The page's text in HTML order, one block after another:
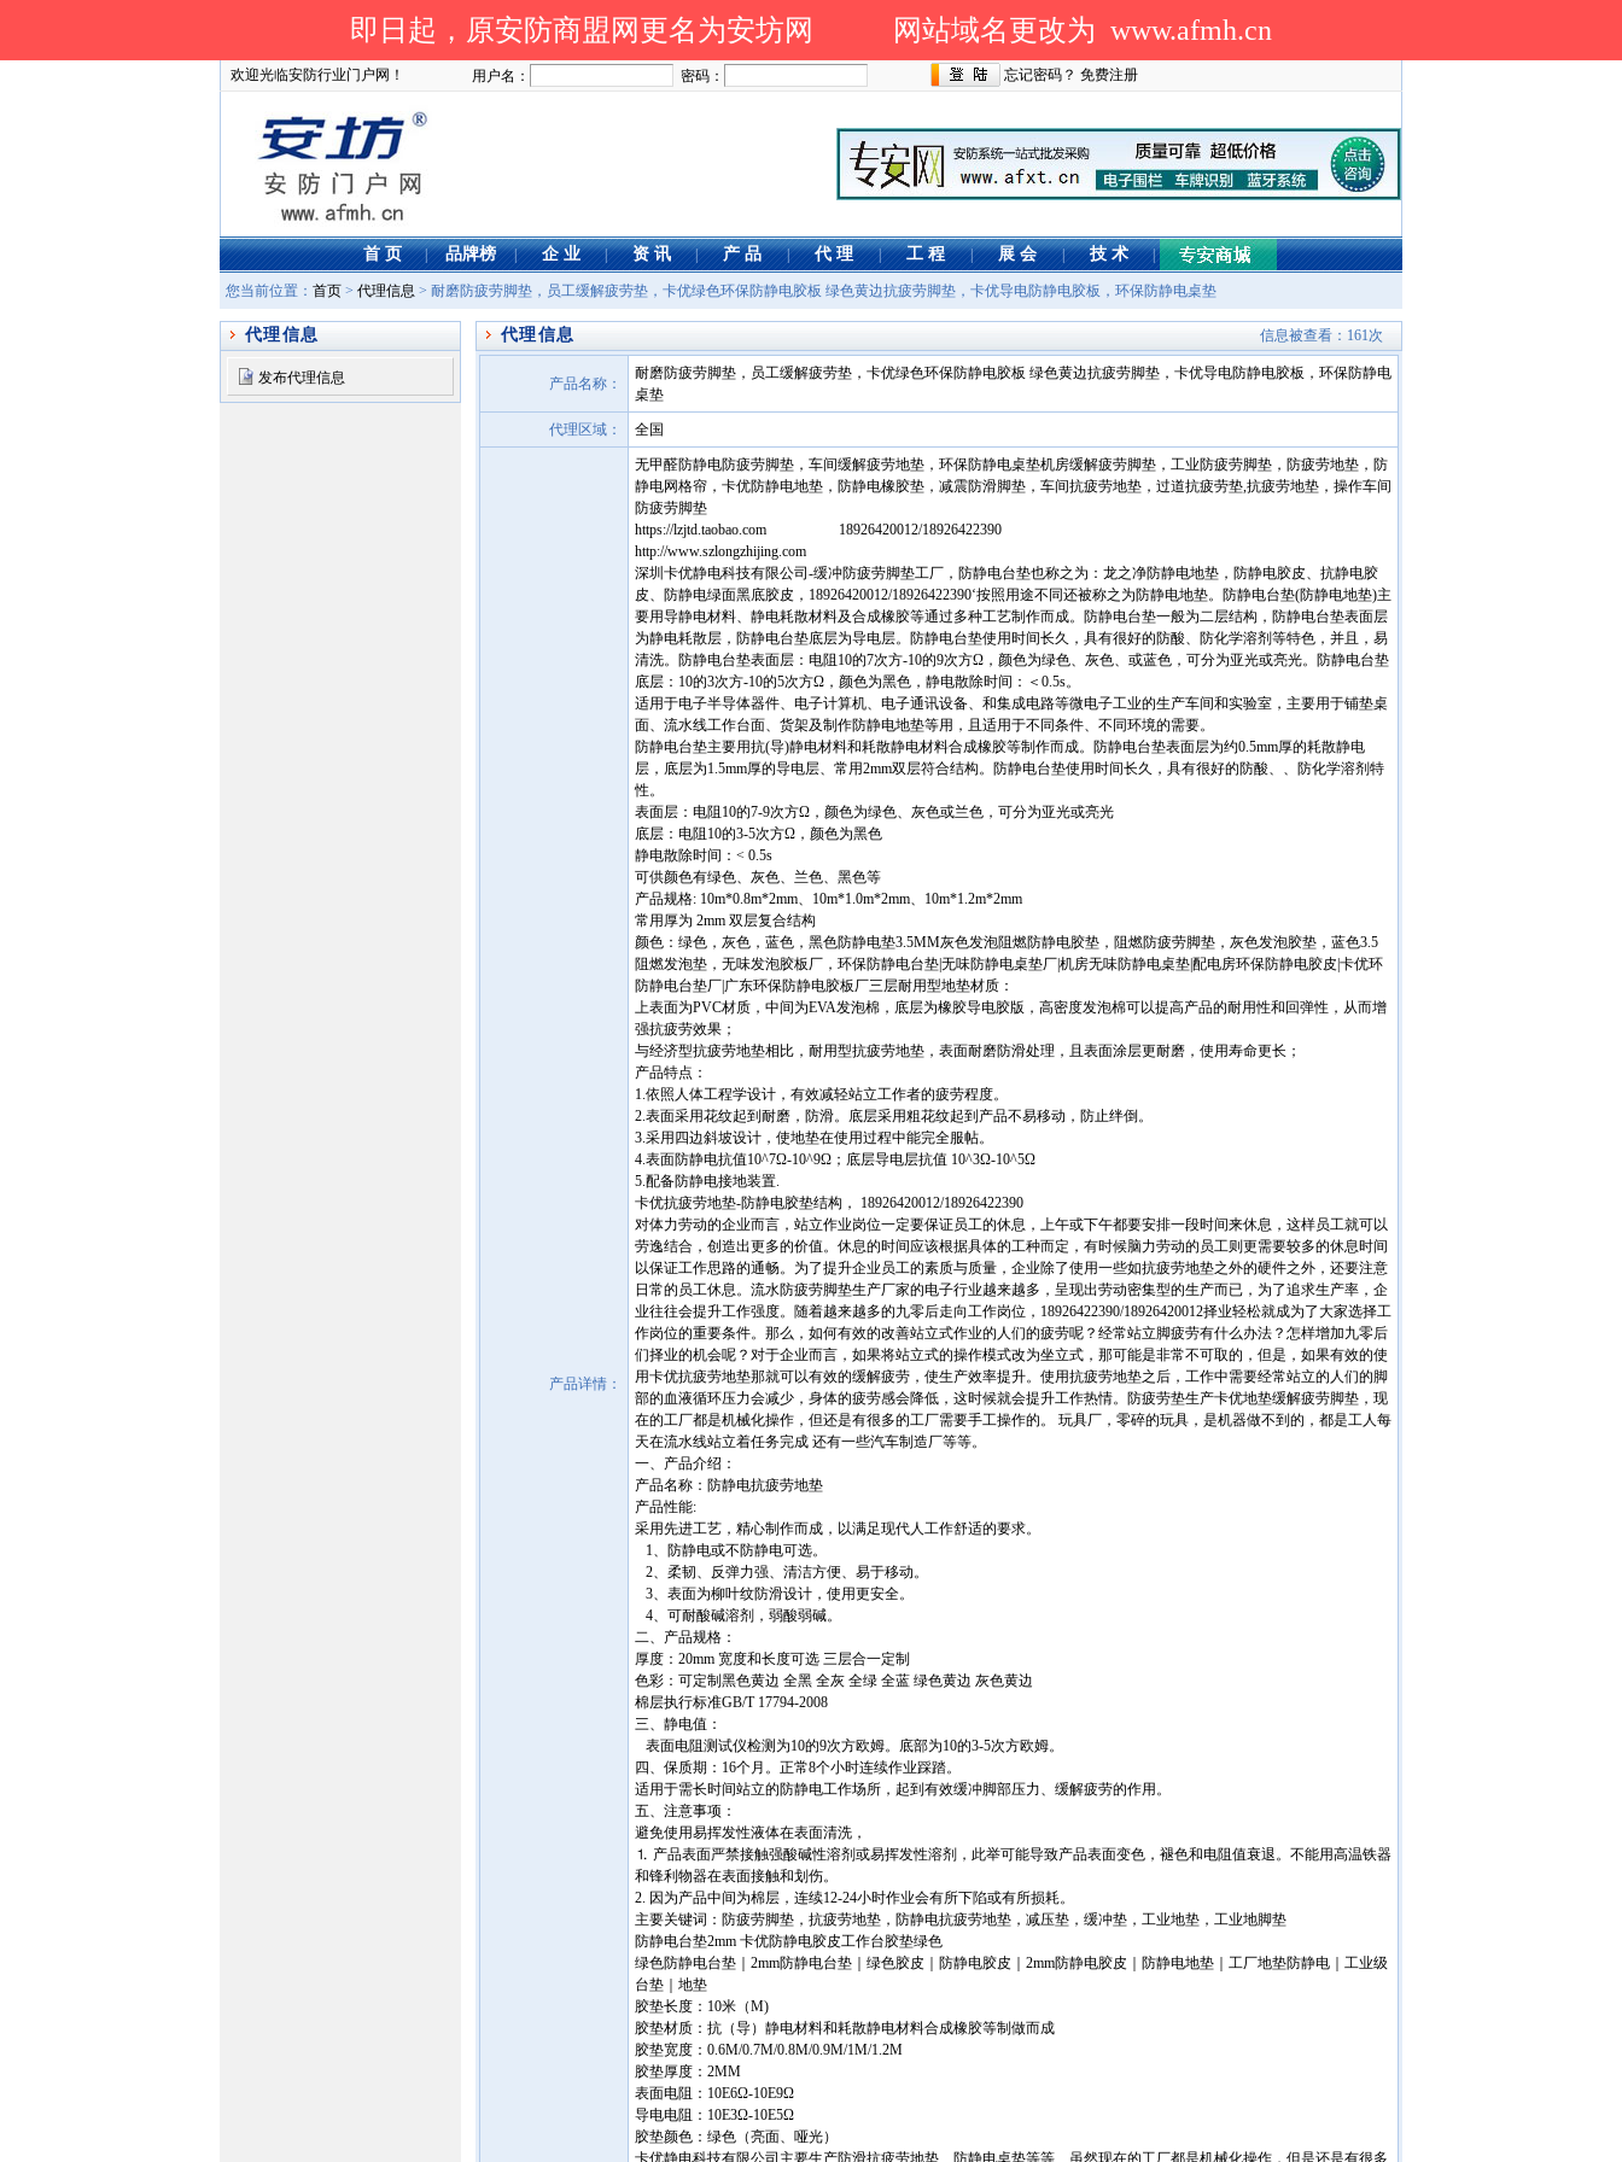
即日起，原安防商盟网更名为安坊网 网站域名更改为 www.afmh.cn
欢迎光临安防行业门户网！ 用户名： 密码： 忘记密码？ 免费注册
首 页 | 品牌榜 | 企 业 | 资 讯 | 产 品 | 代 理 | 工 程 | 展 会 | 技 术 |
您当前位置： 首页 > 代理信息 > 耐磨防疲劳脚垫，员工缓解疲劳垫，卡优绿色环保防静电胶板 绿色黄边抗疲劳脚垫，卡优导电防静电胶板，环保防静电桌垫
代理信息
发布代理信息
代理信息 信息被查看：161次
产品名称：
耐磨防疲劳脚垫，员工缓解疲劳垫，卡优绿色环保防静电胶板 绿色黄边抗疲劳脚垫，卡优导电防静电胶板，环保防静电
桌垫
代理区域： 全国
产品详情：
无甲醛防静电防疲劳脚垫，车间缓解疲劳地垫，环保防静电桌垫机房缓解疲劳脚垫，工业防疲劳脚垫，防疲劳地垫，防
静电网格帘，卡优防静电地垫，防静电橡胶垫，减震防滑脚垫，车间抗疲劳地垫，过道抗疲劳垫,抗疲劳地垫，操作车间
防疲劳脚垫
https://lzjtd.taobao.com 18926420012/18926422390
http://www.szlongzhijing.com
深圳卡优静电科技有限公司-缓冲防疲劳脚垫工厂，防静电台垫也称之为：龙之净防静电地垫，防静电胶皮、抗静电胶
皮、防静电绿面黑底胶皮，18926420012/18926422390‘按照用途不同还被称之为防静电地垫。防静电台垫(防静电地垫)主
要用导静电材料、静电耗散材料及合成橡胶等通过多种工艺制作而成。防静电台垫一般为二层结构，防静电台垫表面层
为静电耗散层，防静电台垫底层为导电层。防静电台垫使用时间长久，具有很好的防酸、防化学溶剂等特色，并且，易
清洗。防静电台垫表面层：电阻10的7次方-10的9次方Ω，颜色为绿色、灰色、或蓝色，可分为亚光或亮光。防静电台垫
底层：10的3次方-10的5次方Ω，颜色为黑色，静电散除时间：＜0.5s。
适用于电子半导体器件、电子计算机、电子通讯设备、和集成电路等微电子工业的生产车间和实验室，主要用于铺垫桌
面、流水线工作台面、货架及制作防静电地垫等用，且适用于不同条件、不同环境的需要。
防静电台垫主要用抗(导)静电材料和耗散静电材料合成橡胶等制作而成。防静电台垫表面层为约0.5mm厚的耗散静电
层，底层为1.5mm厚的导电层、常用2mm双层符合结构。防静电台垫使用时间长久，具有很好的防酸、、防化学溶剂特
性。
表面层：电阻10的7-9次方Ω，颜色为绿色、灰色或兰色，可分为亚光或亮光
底层：电阻10的3-5次方Ω，颜色为黑色
静电散除时间：< 0.5s
可供颜色有绿色、灰色、兰色、黑色等
产品规格: 10m*0.8m*2mm、10m*1.0m*2mm、10m*1.2m*2mm
常用厚为 2mm 双层复合结构
颜色：绿色，灰色，蓝色，黑色防静电垫3.5MM灰色发泡阻燃防静电胶垫，阻燃防疲劳脚垫，灰色发泡胶垫，蓝色3.5
阻燃发泡垫，无味发泡胶板厂，环保防静电台垫|无味防静电桌垫厂|机房无味防静电桌垫|配电房环保防静电胶皮|卡优环
防静电台垫厂|广东环保防静电胶板厂三层耐用型地垫材质：
上表面为PVC材质，中间为EVA发泡棉，底层为橡胶导电胶版，高密度发泡棉可以提高产品的耐用性和回弹性，从而增
强抗疲劳效果；
与经济型抗疲劳地垫相比，耐用型抗疲劳地垫，表面耐磨防滑处理，且表面涂层更耐磨，使用寿命更长；
产品特点：
1.依照人体工程学设计，有效减轻站立工作者的疲劳程度。
2.表面采用花纹起到耐磨，防滑。底层采用粗花纹起到产品不易移动，防止绊倒。
3.采用四边斜坡设计，使地垫在使用过程中能完全服帖。
4.表面防静电抗值10^7Ω-10^9Ω；底层导电层抗值 10^3Ω-10^5Ω
5.配备防静电接地装置.
卡优抗疲劳地垫-防静电胶垫结构， 18926420012/18926422390
对体力劳动的企业而言，站立作业岗位一定要保证员工的休息，上午或下午都要安排一段时间来休息，这样员工就可以
劳逸结合，创造出更多的价值。休息的时间应该根据具体的工种而定，有时候脑力劳动的员工则更需要较多的休息时间
以保证工作思路的通畅。为了提升企业员工的素质与质量，企业除了使用一些如抗疲劳地垫之外的硬件之外，还要注意
日常的员工休息。流水防疲劳脚垫生产厂家的电子行业越来越多，呈现出劳动密集型的生产而已，为了追求生产率，企
业往往会提升工作强度。随着越来越多的九零后走向工作岗位，18926422390/18926420012择业轻松就成为了大家选择工
作岗位的重要条件。那么，如何有效的改善站立式作业的人们的疲劳呢？经常站立脚疲劳有什么办法？怎样增加九零后
们择业的机会呢？对于企业而言，如果将站立式的操作模式改为坐立式，那可能是非常不可取的，但是，如果有效的使
用卡优抗疲劳地垫那就可以有效的缓解疲劳，使生产效率提升。使用抗疲劳地垫之后，工作中需要经常站立的人们的脚
部的血液循环压力会减少，身体的疲劳感会降低，这时候就会提升工作热情。防疲劳垫生产卡优地垫缓解疲劳脚垫，现
在的工厂都是机械化操作，但还是有很多的工厂需要手工操作的。 玩具厂，零碎的玩具，是机器做不到的，都是工人每
天在流水线站立着任务完成 还有一些汽车制造厂等等。
一、产品介绍：
产品名称：防静电抗疲劳地垫
产品性能:
采用先进工艺，精心制作而成，以满足现代人工作舒适的要求。
1、防静电或不防静电可选。
2、柔韧、反弹力强、清洁方便、易于移动。
3、表面为柳叶纹防滑设计，使用更安全。
4、可耐酸碱溶剂，弱酸弱碱。
二、产品规格：
厚度：20mm 宽度和长度可选 三层合一定制
色彩：可定制黑色黄边 全黑 全灰 全绿 全蓝 绿色黄边 灰色黄边
棉层执行标准GB/T 17794-2008
三、静电值：
表面电阻测试仪检测为10的9次方欧姆。底部为10的3-5次方欧姆。
四、保质期：16个月。正常8个小时连续作业踩踏。
适用于需长时间站立的防静电工作场所，起到有效缓冲脚部压力、缓解疲劳的作用。
五、注意事项：
避免使用易挥发性液体在表面清洗，
⒈ 产品表面严禁接触强酸碱性溶剂或易挥发性溶剂，此举可能导致产品表面变色，褪色和电阻值衰退。不能用高温铁器
和锋利物器在表面接触和划伤。
2. 因为产品中间为棉层，连续12-24小时作业会有所下陷或有所损耗。
主要关键词：防疲劳脚垫，抗疲劳地垫，防静电抗疲劳地垫，减压垫，缓冲垫，工业地垫，工业地脚垫
防静电台垫2mm 卡优防静电胶皮工作台胶垫绿色
绿色防静电台垫｜2mm防静电台垫｜绿色胶皮｜防静电胶皮｜2mm防静电胶皮｜防静电地垫｜工厂地垫防静电｜工业级
台垫｜地垫
胶垫长度：10米（M)
胶垫材质：抗（导）静电材料和耗散静电材料合成橡胶等制做而成
胶垫宽度：0.6M/0.7M/0.8M/0.9M/1M/1.2M
胶垫厚度：2MM
表面电阻：10E6Ω-10E9Ω
导电电阻：10E3Ω-10E5Ω
胶垫颜色：绿色（亮面、哑光）
卡优静电科技有限公司主要生产防滑抗疲劳地垫、防静电桌垫等等、虽然现在的工厂都是机械化操作，但是还是有很多